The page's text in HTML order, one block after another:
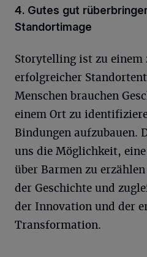
4. Gutes gut
Standortimage
Storytelling ist zu einem
erfolgreicher
Menschen brauchen
einem Ort zu
Bindungen aufzubauen.
uns die Möglichkeit,
über Barmen zu
der Geschichte und
der Innovation und der
Transformation.